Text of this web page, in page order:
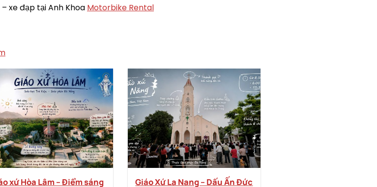
xe đạp tại Anh Khoa Motorbike Rental
xứ Hòa Lâm – Điểm sáng
Giáo Xứ La Nang – Dấu Ấn Đức